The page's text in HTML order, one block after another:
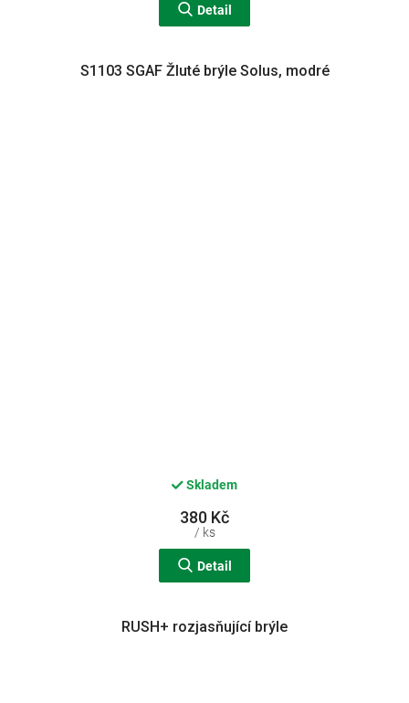
Detail
S1103 SGAF Žluté brýle Solus, modré
Skladem
380 Kč
/ ks
Detail
RUSH+ rozjasňující brýle